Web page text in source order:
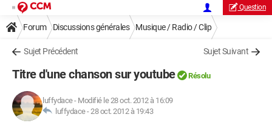
Question
Forum Discussions générales Musique / Radio / Clip
Sujet Précédent Sujet Suivant
Titre d'une chanson sur youtube Résolu
luffydace- Modifié le 28 oct. 2012 à 16:09
luffydace -28 oct. 2012 à 19:43